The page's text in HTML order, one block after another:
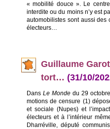
« mobilité douce ». Le
interdite ou du moins n’y est
automobilistes sont aussi des
électeurs…
Guillaume
tort… (31/10/
Dans Le Mondedu 29
motions de censure (1)
et sociale (Nupes) et
électeurs et à l’intérieur
Dharréville, député